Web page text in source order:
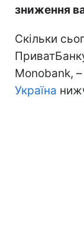
зниження
Скільки
Monobank, –
Україна